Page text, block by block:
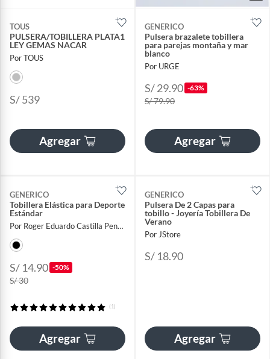
TOUS
PULSERA/TOBILLERA PLATA1
LEY GEMAS NACAR
Por TOUS
S/ 539
Agregar
GENERICO
Pulsera brazalete tobillera
para parejas montaña y mar
blanco
Por URGE
S/ 29.90 -63%
S/ 79.90
Agregar
GENERICO
Tobillera Elástica para Deporte
Estándar
Por Roger Eduardo Castilla Pena Sport Market Place
S/ 14.90 -50%
S/ 30
(1)
Agregar
GENERICO
Pulsera De 2 Capas para
tobillo - Joyería Tobillera De
Verano
Por JStore
S/ 18.90
Agregar